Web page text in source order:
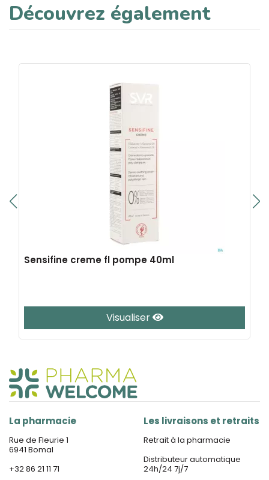
Découvrez également
Sensifine creme fl pompe 40ml
Visualiser
La pharmacie
Rue de Fleurie 1
6941 Bomal
+32 86 21 11 71
Les livraisons et retraits
Retrait à la pharmacie
Distributeur automatique
24h/24 7j/7